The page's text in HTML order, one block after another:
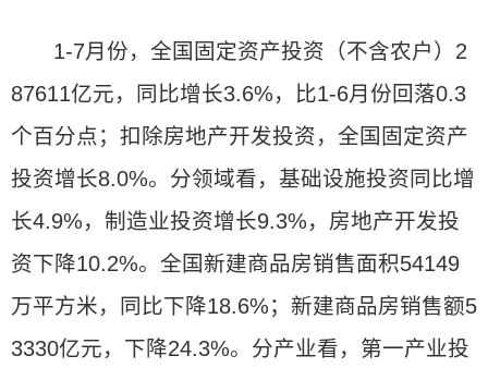
1-7月份，全国固定资产投资（不含农户）2
87611亿元，同比增长3.6%，比1-6月份回落0.3
个百分点；扣除房地产开发投资，全国固定资产
投资增长8.0%。分领域看，基础设施投资同比增
长4.9%，制造业投资增长9.3%，房地产开发投
资下降10.2%。全国新建商品房销售面积54149
万平方米，同比下降18.6%；新建商品房销售额5
3330亿元，下降24.3%。分产业看，第一产业投